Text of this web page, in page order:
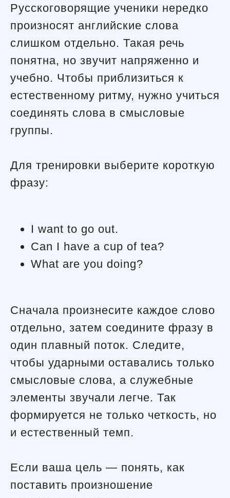
Русскоговорящие ученики нередко
произносят английские слова
слишком отдельно. Такая речь
понятна, но звучит напряженно и
учебно. Чтобы приблизиться к
естественному ритму, нужно учиться
соединять слова в смысловые
группы.
Для тренировки выберите короткую
фразу:
I want to go out.
Can I have a cup of tea?
What are you doing?
Сначала произнесите каждое слово
отдельно, затем соедините фразу в
один плавный поток. Следите,
чтобы ударными оставались только
смысловые слова, а служебные
элементы звучали легче. Так
формируется не только четкость, но
и естественный темп.
Если ваша цель — понять, как
поставить произношение